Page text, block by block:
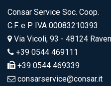
Consar Service Soc. Coop.
C.F. e P. IVA 00083210393
Via Vicoli, 93 - 48124
+39 0544 469111
+39 0544 469339
consarservice@consar.it